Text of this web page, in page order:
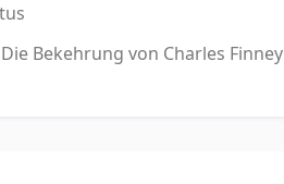
Die Bekehrung von Charles Finney